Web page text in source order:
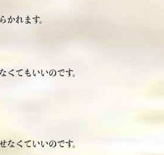
かれます。
くてもいいのです。
なくていいのです。